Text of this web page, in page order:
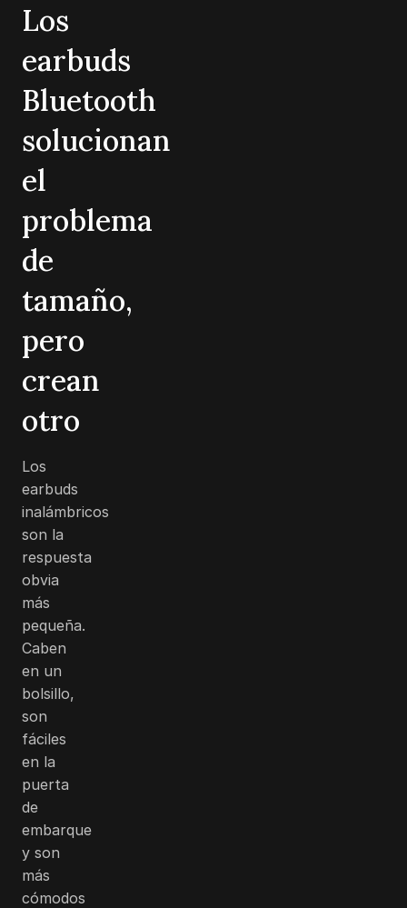
Los
earbuds
Bluetooth
solucionan
el
problema
de
tamaño,
pero
crean
otro
Los
earbuds
inalámbricos
son la
respuesta
obvia
más
pequeña.
Caben
en un
bolsillo,
son
fáciles
en la
puerta
de
embarque
y son
más
cómodos